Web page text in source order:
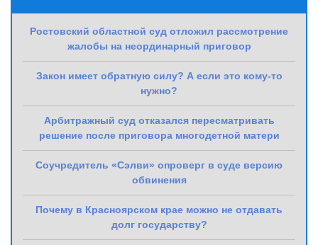
Ростовский областной суд отложил рассмотрение
жалобы на неординарный приговор
Закон имеет обратную силу? А если это кому-то
нужно?
Арбитражный суд отказался пересматривать
решение после приговора многодетной матери
Соучредитель «Сэлви» опроверг в суде версию
обвинения
Почему в Красноярском крае можно не отдавать
долг государству?